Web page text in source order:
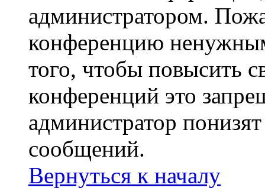
администратором.
конференцию
того, чтобы повысить
конференций это
администратор
сообщений.
Вернуться к началу